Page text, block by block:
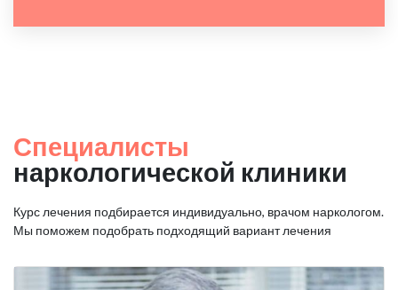
Специалисты
наркологической клиники
Курс лечения подбирается индивидуально, врачом наркологом.
Мы поможем подобрать подходящий вариант лечения